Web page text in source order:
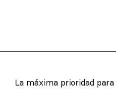
La máxima prioridad